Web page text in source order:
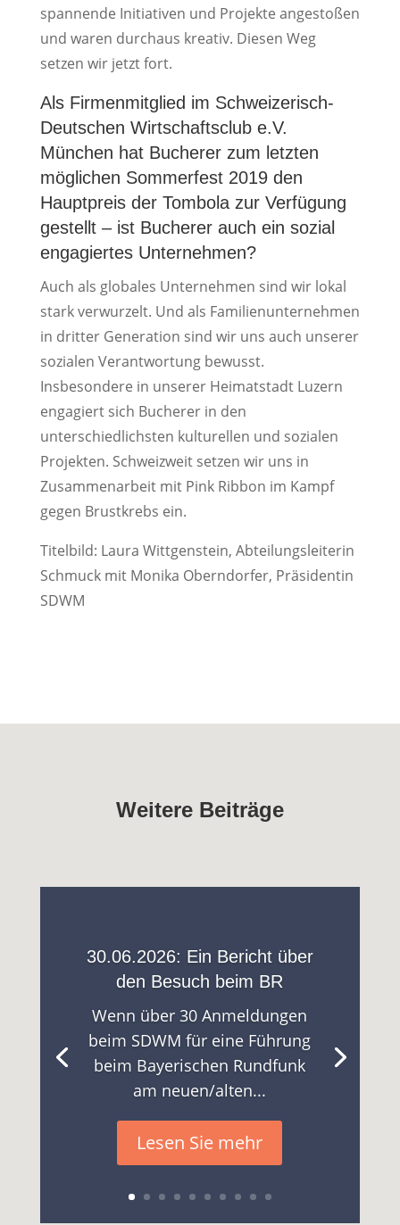
spannende Initiativen und Projekte angestoßen
und waren durchaus kreativ. Diesen Weg
setzen wir jetzt fort.
Als Firmenmitglied im Schweizerisch-
Deutschen Wirtschaftsclub e.V.
München hat Bucherer zum letzten
möglichen Sommerfest 2019 den
Hauptpreis der Tombola zur Verfügung
gestellt – ist Bucherer auch ein sozial
engagiertes Unternehmen?
Auch als globales Unternehmen sind wir lokal
stark verwurzelt. Und als Familienunternehmen
in dritter Generation sind wir uns auch unserer
sozialen Verantwortung bewusst.
Insbesondere in unserer Heimatstadt Luzern
engagiert sich Bucherer in den
unterschiedlichsten kulturellen und sozialen
Projekten. Schweizweit setzen wir uns in
Zusammenarbeit mit Pink Ribbon im Kampf
gegen Brustkrebs ein.
Titelbild: Laura Wittgenstein, Abteilungsleiterin
Schmuck mit Monika Oberndorfer, Präsidentin
SDWM
Weitere Beiträge
30.06.2026: Ein Bericht über
den Besuch beim BR
Wenn über 30 Anmeldungen
beim SDWM für eine Führung
beim Bayerischen Rundfunk
am neuen/alten...
Lesen Sie mehr